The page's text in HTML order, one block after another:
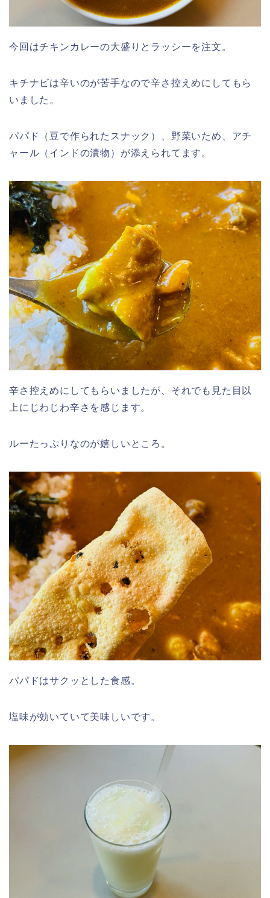
今回はチキンカレーの大盛りとラッシーを注文。
キチナビは辛いのが苦手なので辛さ控えめにしてもら
いました。
パパド（豆で作られたスナック）、野菜いため、アチ
ャール（インドの漬物）が添えられてます。
辛さ控えめにしてもらいましたが、それでも見た目以
上にじわじわ辛さを感じます。
ルーたっぷりなのが嬉しいところ。
パパドはサクッとした食感。
塩味が効いていて美味しいです。